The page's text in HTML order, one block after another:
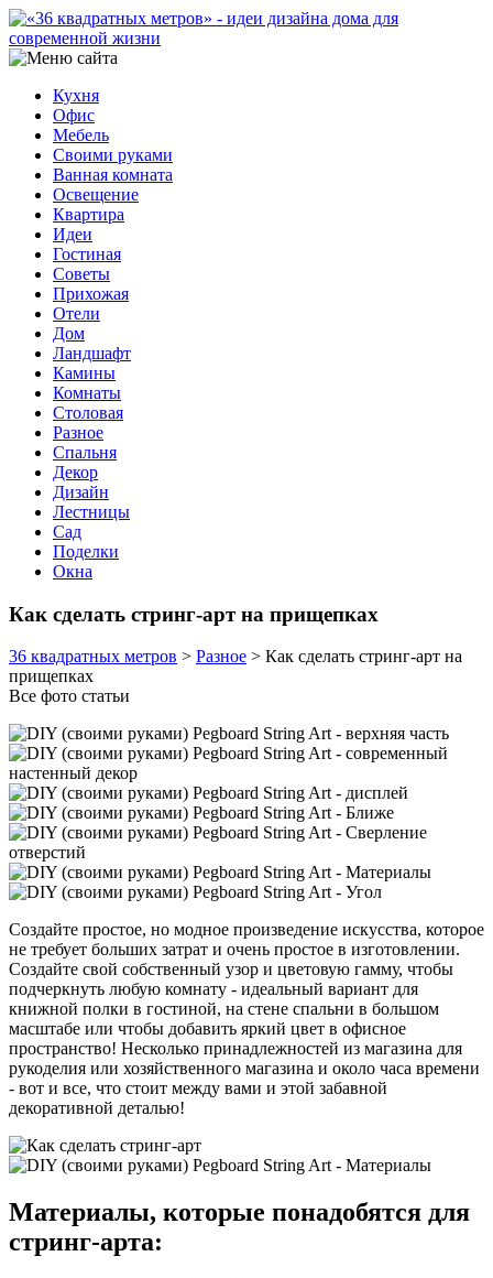
Кухня
Офис
Мебель
Своими руками
Ванная комната
Освещение
Квартира
Идеи
Гостиная
Советы
Прихожая
Отели
Дом
Ландшафт
Камины
Комнаты
Столовая
Разное
Спальня
Декор
Дизайн
Лестницы
Сад
Поделки
Окна
Как сделать стринг-арт на прищепках
36 квадратных метров > Разное > Как сделать стринг-арт на
прищепках
Все фото статьи
Создайте простое, но модное произведение искусства, которое
не требует больших затрат и очень простое в изготовлении.
Создайте свой собственный узор и цветовую гамму, чтобы
подчеркнуть любую комнату - идеальный вариант для
книжной полки в гостиной, на стене спальни в большом
масштабе или чтобы добавить яркий цвет в офисное
пространство! Несколько принадлежностей из магазина для
рукоделия или хозяйственного магазина и около часа времени
- вот и все, что стоит между вами и этой забавной
декоративной деталью!
Материалы, которые понадобятся для
стринг-арта: